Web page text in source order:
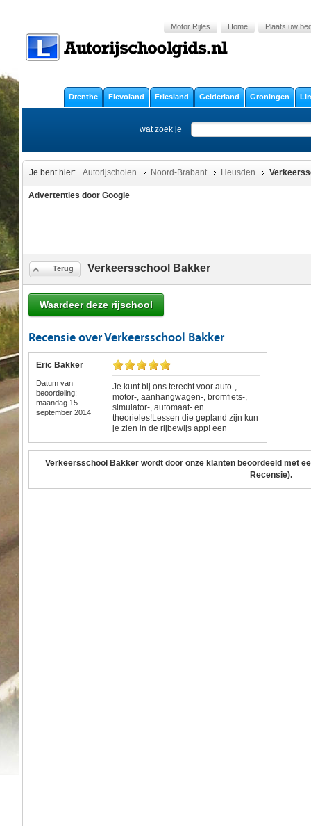
Motor Rijles Home Plaats uw
Drenthe Flevoland Friesland Gelderland Groningen
wat zoek je
Je bent hier: Autorijscholen Noord-Brabant Heusden
Advertenties door Google
Terug Verkeersschool Bakker
Waardeer deze rijschool
Recensie over Verkeersschool Bakker
Eric Bakker
Je kunt bij ons terecht voor auto-,
motor-, aanhangwagen-, bromfiets-,
simulator-, automaat- en
theorieles!Lessen die gepland zijn kun
je zien in de rijbewijs app! een
alles kunt zien, je planning, je facturen
enz., een half uur voor de les krijg je
rijlessen voor leerling met autisme en
ADHD, www.autisme-adhad-
Datum van
beoordeling:
maandag 15
september 2014
Verkeersschool Bakkerwordt door onze klanten beoordeeld met
Recensie).